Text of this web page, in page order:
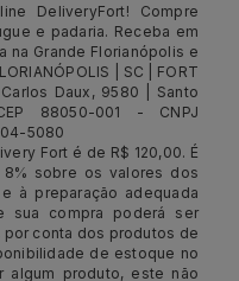
DeliveryFort! Compre
e padaria. Receba em
na Grande Florianópolis e
| SC | FORT
Daux, 9580 | Santo
88050-001 - CNPJ
5080
Fort é de R$ 120,00. É
sobre os valores dos
à preparação adequada
compra poderá ser
por conta dos produtos de
de estoque no
algum produto, este não